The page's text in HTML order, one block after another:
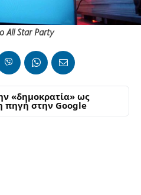
All Star Party
«δημοκρατία» ως
πηγή στην Google